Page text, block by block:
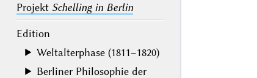
Projekt Schelling in Berlin
Edition
Weltalterphase (1811–1820)
Berliner Philosophie der